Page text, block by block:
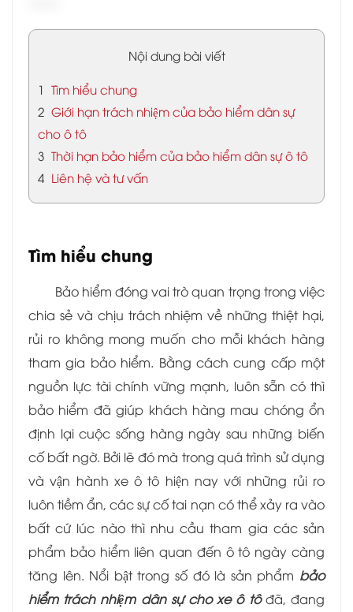
Nội dung bài viết
1 Tìm hiểu chung
2 Giới hạn trách nhiệm của bảo hiểm dân sự
cho ô tô
3 Thời hạn bảo hiểm của bảo hiểm dân sự ô tô
4 Liên hệ và tư vấn
Tìm hiểu chung
Bảo hiểm đóng vai trò quan trọng trong việc
chia sẻ và chịu trách nhiệm về những thiệt hại,
rủi ro không mong muốn cho mỗi khách hàng
tham gia bảo hiểm. Bằng cách cung cấp một
nguồn lực tài chính vững mạnh, luôn sẵn có thì
bảo hiểm đã giúp khách hàng mau chóng ổn
định lại cuộc sống hàng ngày sau những biến
cố bất ngờ. Bởi lẽ đó mà trong quá trình sử dụng
và vận hành xe ô tô hiện nay với những rủi ro
luôn tiềm ẩn, các sự cố tai nạn có thể xảy ra vào
bất cứ lúc nào thì nhu cầu tham gia các sản
phẩm bảo hiểm liên quan đến ô tô ngày càng
tăng lên. Nổi bật trong số đó là sản phẩm bảo
hiểm trách nhiệm dân sự cho xe ô tôđã, đang